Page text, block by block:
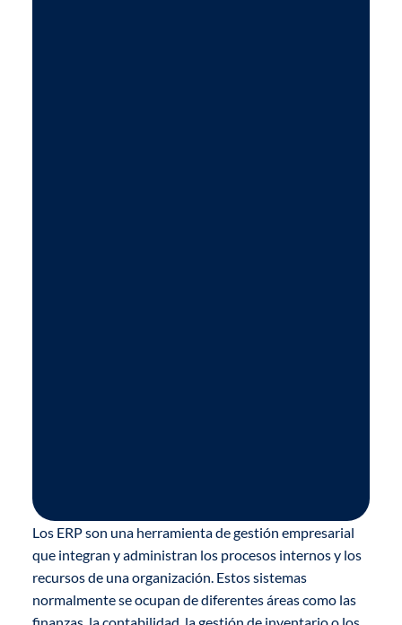
Los ERP son una herramienta de gestión empresarial
que integran y administran los procesos internos y los
recursos de una organización. Estos sistemas
normalmente se ocupan de diferentes áreas como las